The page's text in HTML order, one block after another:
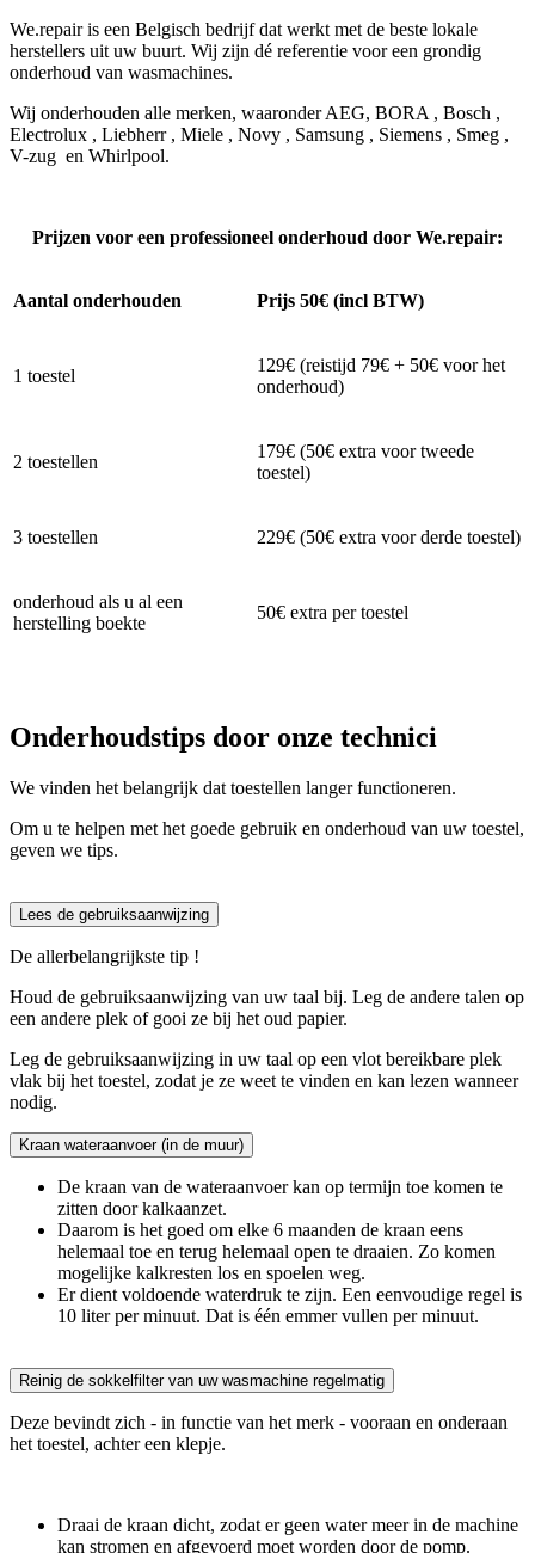
We.repair is een Belgisch bedrijf dat werkt met de beste lokale
herstellers uit uw buurt. Wij zijn dé referentie voor een grondig
onderhoud van wasmachines.
Wij onderhouden alle merken, waaronder AEG, BORA , Bosch ,
Electrolux , Liebherr , Miele , Novy , Samsung , Siemens , Smeg ,
V-zug en Whirlpool.
Prijzen voor een professioneel onderhoud door We.repair:
Aantal onderhouden Prijs 50€ (incl BTW)
1 toestel
129€ (reistijd 79€ + 50€ voor het
onderhoud)
2 toestellen
179€ (50€ extra voor tweede
toestel)
3 toestellen 229€ (50€ extra voor derde toestel)
onderhoud als u al een
herstelling boekte
50€ extra per toestel
Onderhoudstips door onze technici
We vinden het belangrijk dat toestellen langer functioneren.
Om u te helpen met het goede gebruik en onderhoud van uw toestel,
geven we tips.
Lees de gebruiksaanwijzing
De allerbelangrijkste tip !
Houd de gebruiksaanwijzing van uw taal bij. Leg de andere talen op
een andere plek of gooi ze bij het oud papier.
Leg de gebruiksaanwijzing in uw taal op een vlot bereikbare plek
vlak bij het toestel, zodat je ze weet te vinden en kan lezen wanneer
nodig.
Kraan wateraanvoer (in de muur)
De kraan van de wateraanvoer kan op termijn toe komen te
zitten door kalkaanzet.
Daarom is het goed om elke 6 maanden de kraan eens
helemaal toe en terug helemaal open te draaien. Zo komen
mogelijke kalkresten los en spoelen weg.
Er dient voldoende waterdruk te zijn. Een eenvoudige regel is
10 liter per minuut. Dat is één emmer vullen per minuut.
Reinig de sokkelfilter van uw wasmachine regelmatig
Deze bevindt zich - in functie van het merk - vooraan en onderaan
het toestel, achter een klepje.
Draai de kraan dicht, zodat er geen water meer in de machine
kan stromen en afgevoerd moet worden door de pomp.